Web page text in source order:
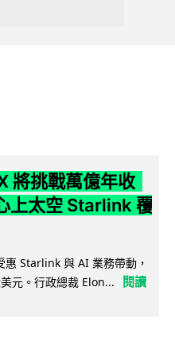
將挑戰萬億年收
上太空 Starlink 覆
惠 Starlink 與 AI 業務帶動，
元。行政總裁 Elon...
閱讀